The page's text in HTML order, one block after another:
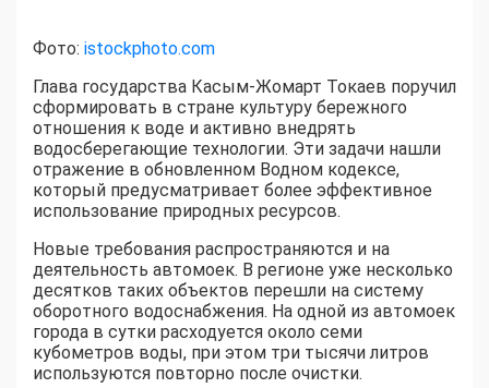
Фото: istockphoto.com
Глава государства Касым-Жомарт Токаев поручил
сформировать в стране культуру бережного
отношения к воде и активно внедрять
водосберегающие технологии. Эти задачи нашли
отражение в обновленном Водном кодексе,
который предусматривает более эффективное
использование природных ресурсов.
Новые требования распространяются и на
деятельность автомоек. В регионе уже несколько
десятков таких объектов перешли на систему
оборотного водоснабжения. На одной из автомоек
города в сутки расходуется около семи
кубометров воды, при этом три тысячи литров
используются повторно после очистки.